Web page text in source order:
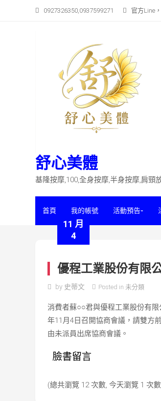
0927326350,0937599271 官方Line
舒心美體
基隆按摩,100,全身按摩,半身按摩,肩頸
首頁 我的帳號 活動預告-
11 月
4
優程工業股份有限
by 史蒂文 Posted in 未分類
消費者蘇○○君與優程工業股份有
年11 月 4日召開協商會議，請雙方
由未派員出席協商會議。
臉書留言
(總共瀏覽 12 次數, 今天瀏覽 1 次